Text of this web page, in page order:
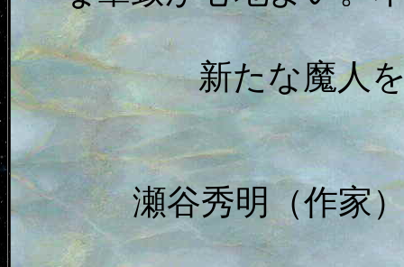
新たな魔人
瀬谷秀明（作家